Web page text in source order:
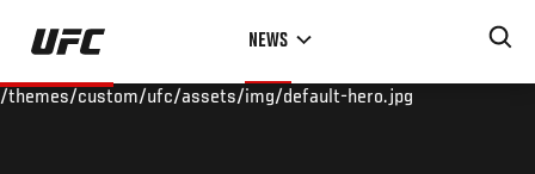
Skip
main
NEWS
/themes/custom/ufc/assets/img/default-hero.jpg